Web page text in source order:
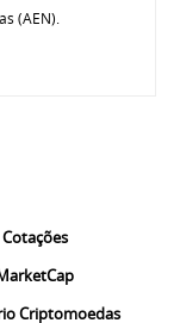
(AEN).
Cotações
Criptomoedas